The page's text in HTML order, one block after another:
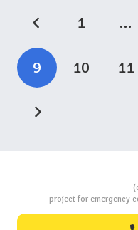
1 …
9 10 11
project for emergency